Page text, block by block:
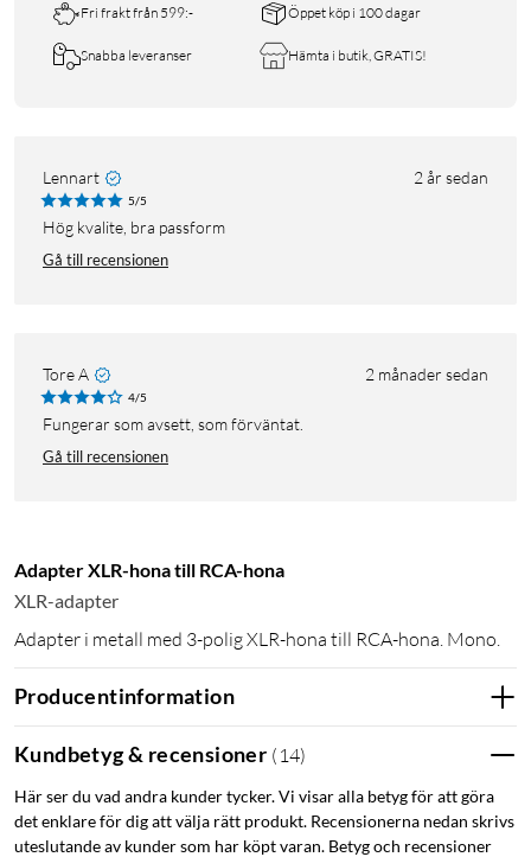
Fri frakt från 599:- Öppet köp i 100 dagar
Snabba leveranser Hämta i butik, GRATIS!
Lennart 2 år sedan
5/5
Hög kvalite, bra passform
Gå till recensionen
Tore A 2 månader sedan
4/5
Fungerar som avsett, som förväntat.
Gå till recensionen
Adapter XLR-hona till RCA-hona
XLR-adapter
Adapter i metall med 3-polig XLR-hona till RCA-hona. Mono.
Producentinformation
Kundbetyg & recensioner ( 14)
Här ser du vad andra kunder tycker. Vi visar alla betyg för att göra
det enklare för dig att välja rätt produkt. Recensionerna nedan skrivs
uteslutande av kunder som har köpt varan. Betyg och recensioner